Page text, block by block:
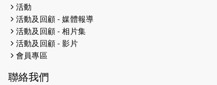
2026-04-16
猛龍長跑隊恆常練習 - 4月16日
（19:00開始）
2026-04-12
活動
活動及回顧 - 媒體報導
活動及回顧 - 相片集
活動及回顧 - 影片
會員專區
聯絡我們